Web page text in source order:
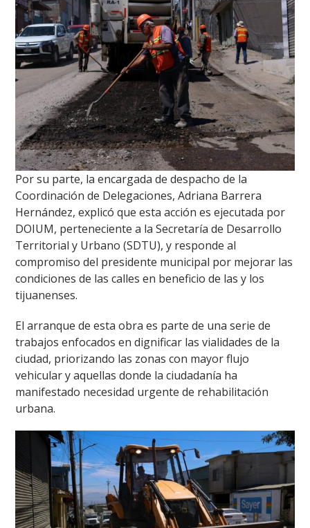
Por su parte, la encargada de despacho de la
Coordinación de Delegaciones, Adriana Barrera
Hernández, explicó que esta acción es ejecutada por
DOIUM, perteneciente a la Secretaría de Desarrollo
Territorial y Urbano (SDTU), y responde al
compromiso del presidente municipal por mejorar las
condiciones de las calles en beneficio de las y los
tijuanenses.
El arranque de esta obra es parte de una serie de
trabajos enfocados en dignificar las vialidades de la
ciudad, priorizando las zonas con mayor flujo
vehicular y aquellas donde la ciudadanía ha
manifestado necesidad urgente de rehabilitación
urbana.